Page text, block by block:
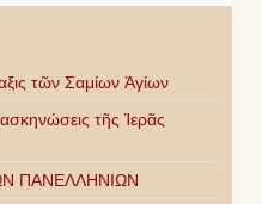
τῶν Σαμίων Ἁγίων
τῆς Ἱερᾶς
ΠΑΝΕΛΛΗΝΙΩΝ